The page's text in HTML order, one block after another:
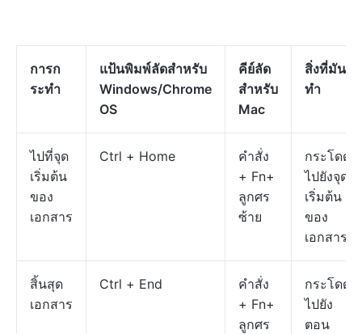
การก
ระทำ
แป้นพิมพ์ลัดสำหรับ
Windows/Chrome
OS
คีย์ลัด
สำหรับ
Mac
สิ่งที่มัน
ทำ
ไปที่จุด
เริ่มต้น
ของ
เอกสาร
Ctrl + Home
คำสั่ง
+ Fn+
ลูกศร
ซ้าย
กระโดด
ไปยังจุด
เริ่มต้น
ของ
เอกสาร
สิ้นสุด
เอกสาร
Ctrl + End
คำสั่ง
+ Fn+
ลูกศร
กระโดด
ไปยัง
ตอน